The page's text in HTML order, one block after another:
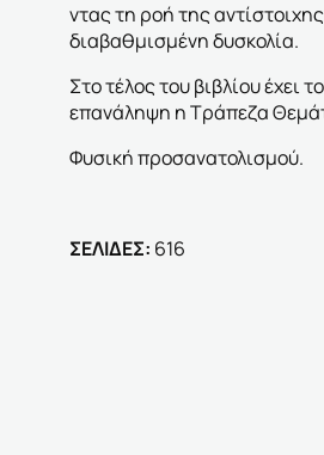
ντας τη ροή της
διαβαθμισμένη δυσκολία.
Στο τέλος του βιβλίου έχει
επανάληψη η Τράπεζα
Φυσική προσανατολισμού.
ΣΕΛΙΔΕΣ: 616